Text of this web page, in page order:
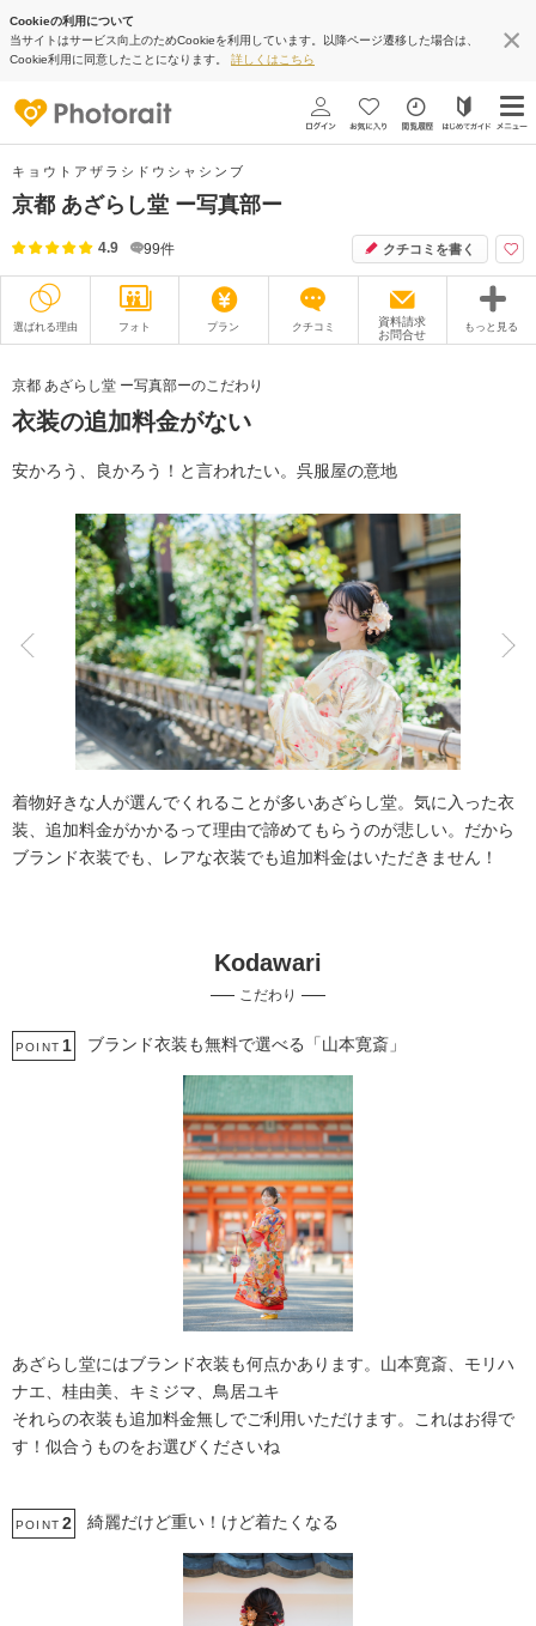
Cookieの利用について
当サイトはサービス向上のためCookieを利用しています。以降ページ遷移した場合は、
Cookie利用に同意したことになります。 詳しくはこちら
キョウトアザラシドウシャシンブ
京都 あざらし堂 ー写真部ー
4.9 99件 クチコミを書く
選ばれる理由 フォト プラン クチコミ
資料請求
お問合せ
もっと見る
衣装
オプション ブログ
アクセス/TEL スタジオトップ
こだわりポイント
豊富な色打掛・着物 家族・友人と撮影
両親の衣装
挙式フォト
ペットと撮影
スタジオでの撮影
事前来店なしで撮影
衣装追加無料
京都 あざらし堂 ー写真部ーのこだわり
衣装の追加料金がない
安かろう、良かろう！と言われたい。呉服屋の意地
着物好きな人が選んでくれることが多いあざらし堂。気に入った衣
装、追加料金がかかるって理由で諦めてもらうのが悲しい。だから
ブランド衣装でも、レアな衣装でも追加料金はいただきません！
Kodawari
こだわり
POINT 1 ブランド衣装も無料で選べる「山本寛斎」
あざらし堂にはブランド衣装も何点かあります。山本寛斎、モリハ
ナエ、桂由美、キミジマ、鳥居ユキ
それらの衣装も追加料金無しでご利用いただけます。これはお得で
す！似合うものをお選びくださいね
POINT 2 綺麗だけど重い！けど着たくなる